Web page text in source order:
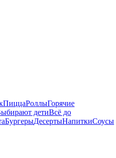
ПиццаРоллыГорячие
детиВсё до
БургерыДесертыНапиткиСоусы